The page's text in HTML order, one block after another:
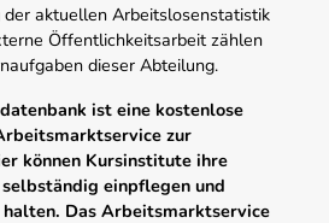
aktuellen Arbeitslosenstatistik
Öffentlichkeitsarbeit zählen
dieser Abteilung.
ist eine kostenlose
zur
können Kursinstitute ihre
einpflegen und
Das Arbeitsmarktservice